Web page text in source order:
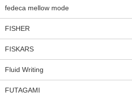
fedeca mellow mode
FISHER
FISKARS
Fluid Writing
FUTAGAMI